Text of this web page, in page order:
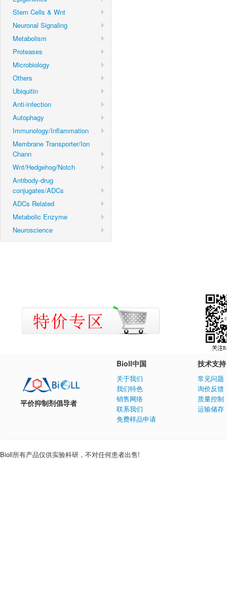
Stem Cells & Wnt
Neuronal Signaling
Metabolism
Proteases
Microbiology
Others
Ubiquitin
Anti-infection
Autophagy
Immunology/Inflammation
Membrane Transporter/Ion
Chann
Wnt/Hedgehog/Notch
Antibody-drug
conjugates/ADCs
ADCs Related
Metabolic Enzyme
Neuroscience
平价抑制剂倡导者
Bioll中国
关于我们
我们特色
销售网络
联系我们
免费样品申请
技术支持
常见问题
询价反馈
质量控制
运输储存
Bioll所有产品仅供实验科研，不对任何患者出售!